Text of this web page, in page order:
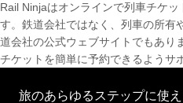
Rail Ninjaはオンラインで列車チケ
す。鉄道会社ではなく、列車の所有
道会社の公式ウェブサイトでもあり
チケットを簡単に予約できるようサ
旅のあらゆるステップに使